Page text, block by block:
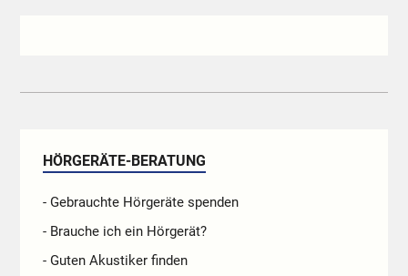
HÖRGERÄTE-BERATUNG
- Gebrauchte Hörgeräte spenden
- Brauche ich ein Hörgerät?
- Guten Akustiker finden